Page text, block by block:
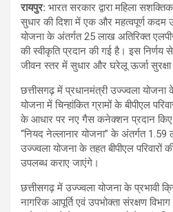
रायपुर: भारत सरकार द्वारा महिला
सुधार की दिशा में एक और महत्वपूर्ण कदम
योजना के अंतर्गत 25 लाख अतिरिक्त
की स्वीकृति प्रदान की गई है। इस
जीवन स्तर में सुधार और घरेलू ऊर्जा सुरक्षा
छत्तीसगढ़ में प्रधानमंत्री उज्ज्वला योजना
योजना में चिन्हांकित ग्रामों के बीपीएल
के आधार पर नए गैस कनेक्शन प्रदान किए
“नियद नेल्लानार योजना” के अंतर्गत
उज्ज्वला योजना के तहत बीपीएल
उपलब्ध कराए जाएंगे।
छत्तीसगढ़ में उज्ज्वला योजना के प्रभावी
नागरिक आपूर्ति एवं उपभोक्ता संरक्षण विभाग